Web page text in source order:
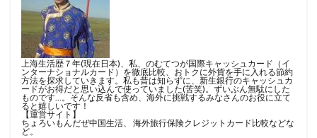
上海生活歴７年(現在日本)、私、のむてつが国際キャッシュカード（イ
ンターナショナルカード）を徹底比較、おトクに外貨を手に入れる節約
方法を探求していきます。私も昔は知らずに、新生銀行のキャッシュカ
ードがお得だと思い込んで使っていました(苦笑)。ずいぶん無駄にした
ものです…。そんな反省も含め、海外に挑戦するみなさんのお役に立て
ると嬉しいです！
【運営サイト】
ちょろいもんだぜ中国生活、 海外旅行保険クレジットカード比較などな
ど。